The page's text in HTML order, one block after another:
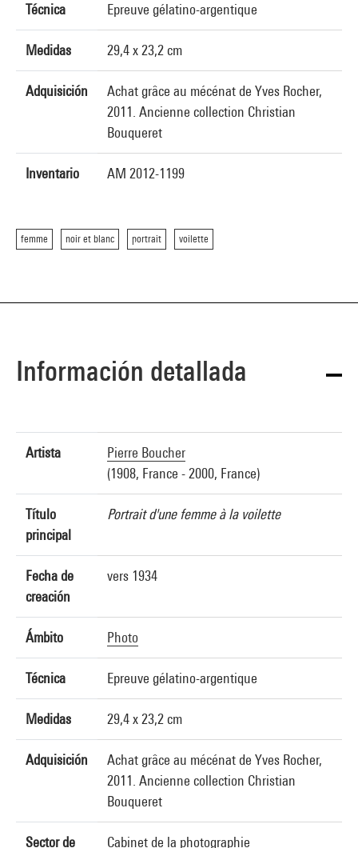
Técnica Epreuve gélatino-argentique
Medidas 29,4 x 23,2 cm
Adquisición
Achat grâce au mécénat de Yves Rocher,
2011. Ancienne collection Christian
Bouqueret
Inventario AM 2012-1199
femme noir et blanc portrait voilette
Información detallada
Artista
Pierre Boucher
(1908, France - 2000, France)
Título
principal
Portrait d'une femme à la voilette
Fecha de
creación
vers 1934
Ámbito Photo
Técnica Epreuve gélatino-argentique
Medidas 29,4 x 23,2 cm
Adquisición
Achat grâce au mécénat de Yves Rocher,
2011. Ancienne collection Christian
Bouqueret
Sector de Cabinet de la photographie